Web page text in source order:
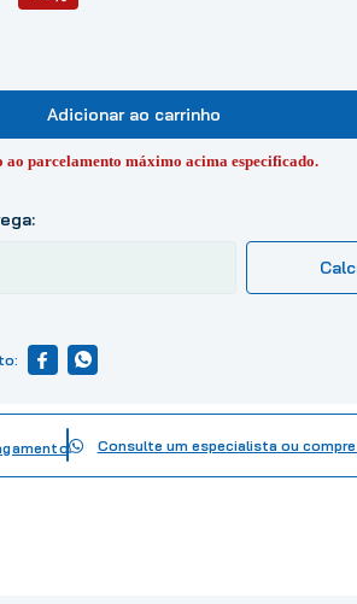
Adicionar ao carrinho
parcelamento máximo acima especificado.
Consulte um especialista ou